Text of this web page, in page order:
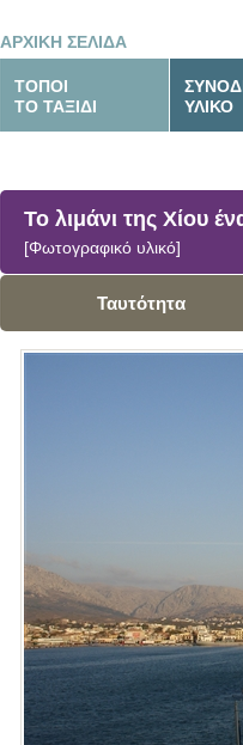
ΑΡΧΙΚΗ ΣΕΛΙΔΑ
ΤΟΠΟΙ
ΤΟ ΤΑΞΙΔΙ
ΥΛΙΚΟ
Το λιμάνι της Χίου
[Φωτογραφικό υλικό]
Ταυτότητα